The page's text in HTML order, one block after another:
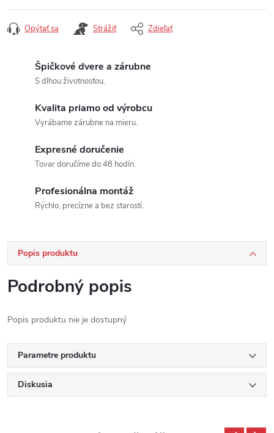
Opýtať sa Strážiť Zdieľať
Špičkové dvere a zárubne
S dlhou životnosťou.
Kvalita priamo od výrobcu
Vyrábame zárubne na mieru.
Expresné doručenie
Tovar doručíme do 48 hodín.
Profesionálna montáž
Rýchlo, precízne a bez starostí.
Popis produktu
Podrobný popis
Popis produktu nie je dostupný
Parametre produktu
Diskusia